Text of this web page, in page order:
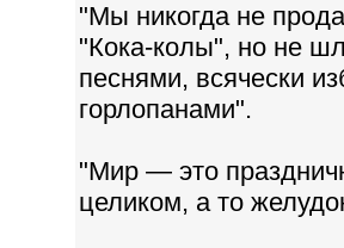
"Мы никогда не
"Кока-колы", но не
песнями, всячески
горлопанами".
"Мир — это
целиком, а то